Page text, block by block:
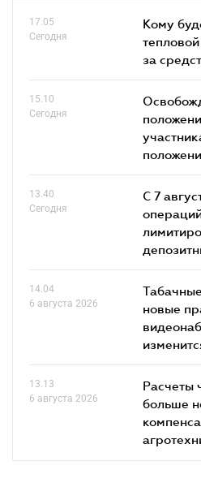
17.05
Сегодня
Кому
за
15.10
Сегодня
13.40
Сегодня
С 7
14.04
6 августа 2026
новые
13.13
6 августа 2026
Расчеты
больше